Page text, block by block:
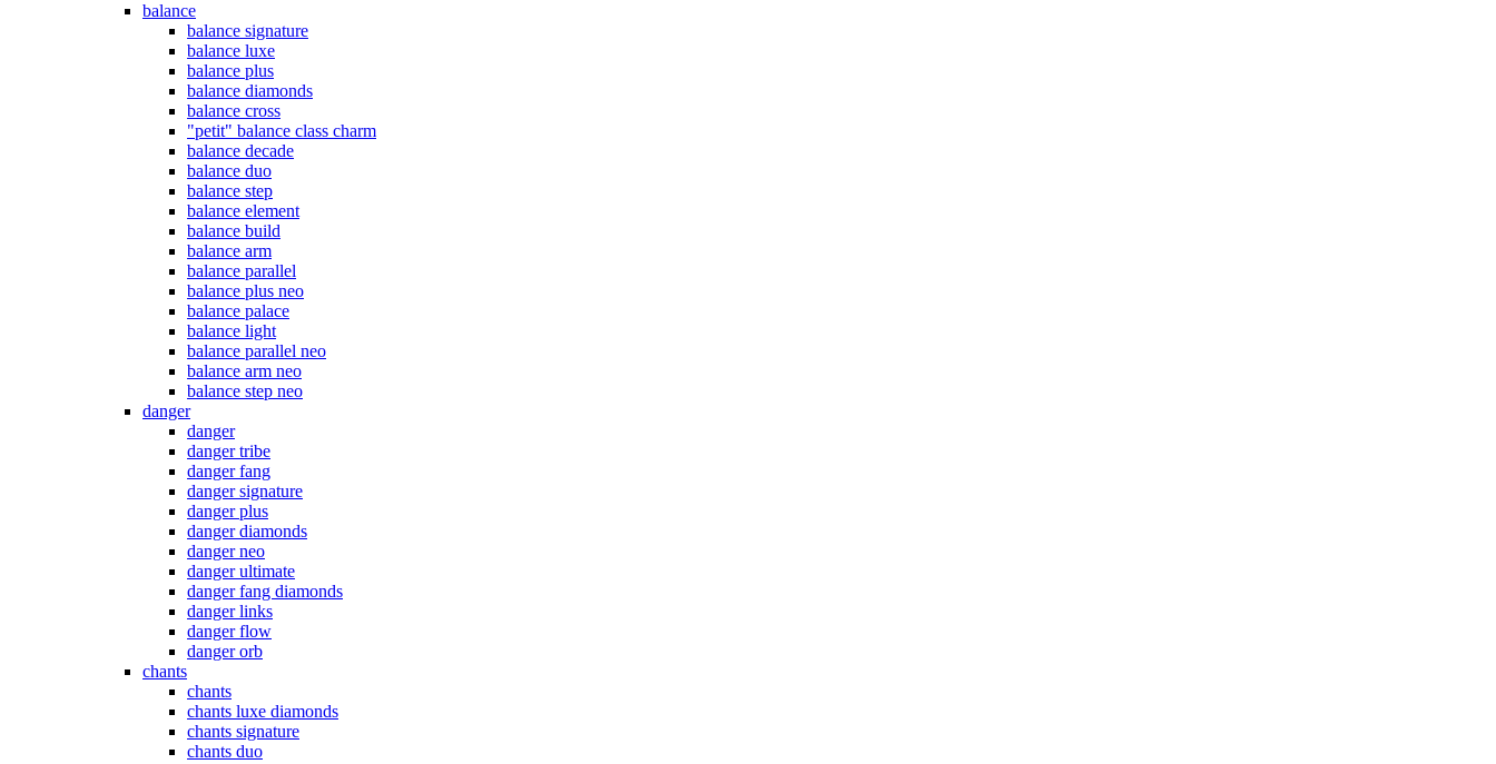
balance
balance signature
balance luxe
balance plus
balance diamonds
balance cross
"petit" balance class charm
balance decade
balance duo
balance step
balance element
balance build
balance arm
balance parallel
balance plus neo
balance palace
balance light
balance parallel neo
balance arm neo
balance step neo
danger
danger
danger tribe
danger fang
danger signature
danger plus
danger diamonds
danger neo
danger ultimate
danger fang diamonds
danger links
danger flow
danger orb
chants
chants
chants luxe diamonds
chants signature
chants duo